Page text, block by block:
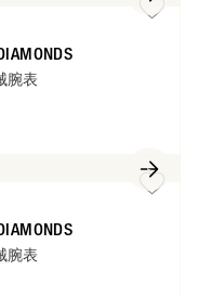
腕表
腕表